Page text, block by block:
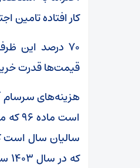
کار افتاده تامین اجتماعی است که
۷۰ درصد این
قیمت‌ها قدرت
هزینه‌های سرسام
است
سالیان سال است